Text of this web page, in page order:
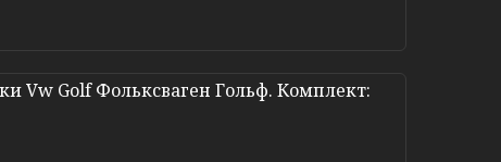
Vw Golf Фольксваген Гольф. Комплект: